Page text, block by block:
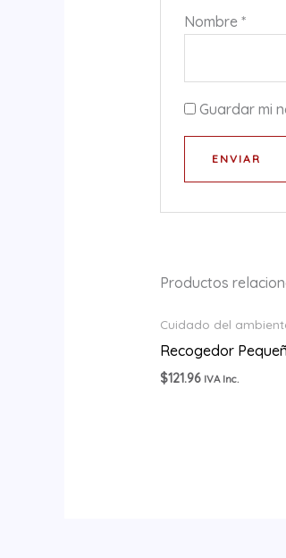
Nombre*
Guardar mi
Productos
Cuidado del
Recogedor
$121.96 IVA Inc.